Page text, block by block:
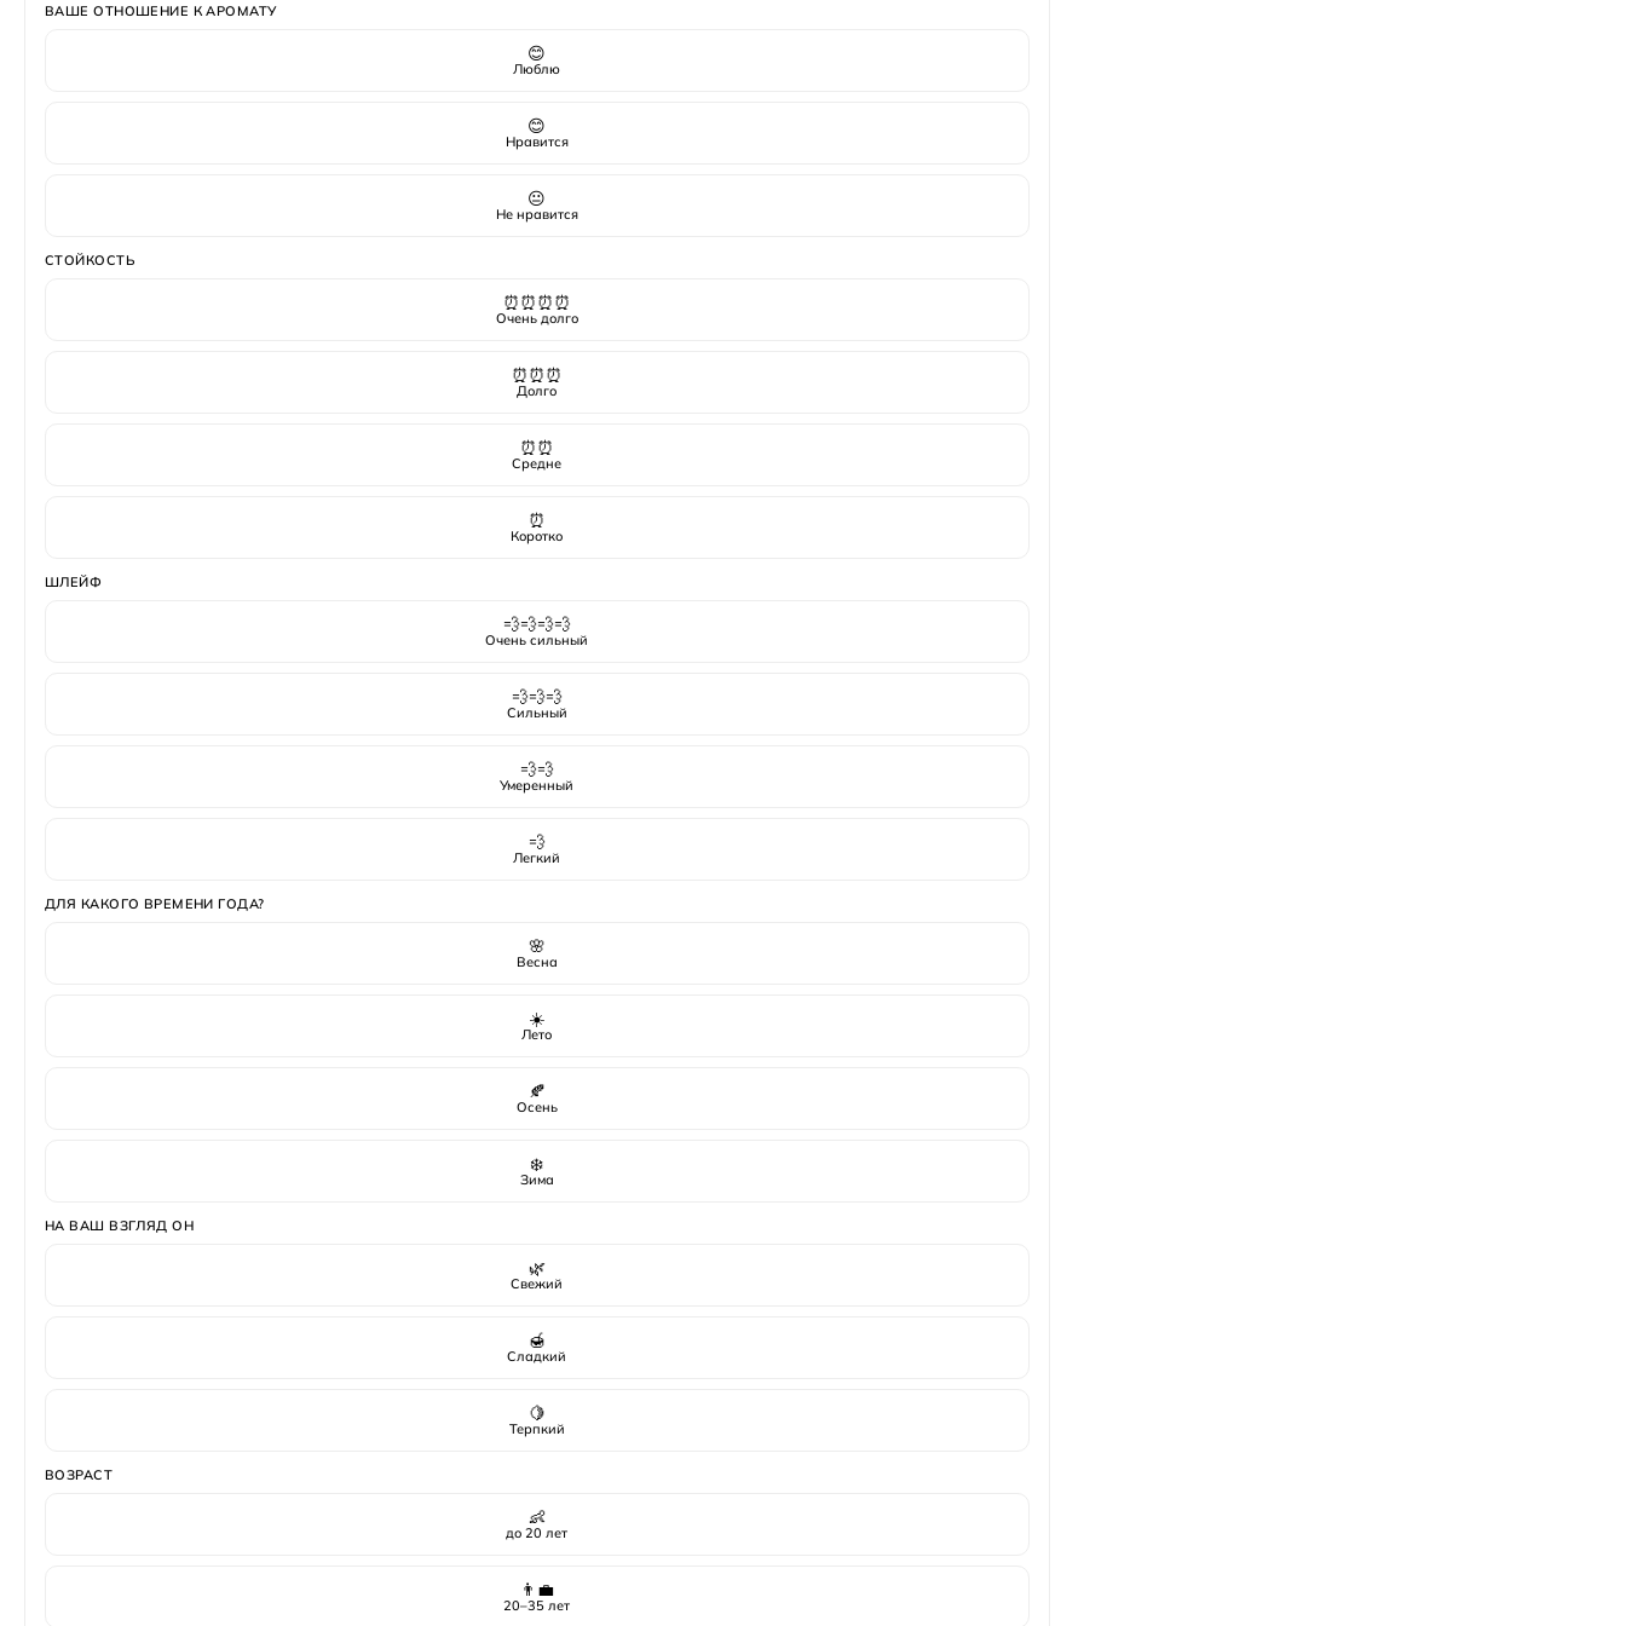
ВАШЕ ОТНОШЕНИЕ К АРОМАТУ
😊
Люблю
😊
Нравится
😐
Не нравится
СТОЙКОСТЬ
⏰⏰⏰⏰
Очень долго
⏰⏰⏰
Долго
⏰⏰
Средне
⏰
Коротко
ШЛЕЙФ
💨💨💨💨
Очень сильный
💨💨💨
Сильный
💨💨
Умеренный
💨
Легкий
ДЛЯ КАКОГО ВРЕМЕНИ ГОДА?
🌸
Весна
☀️
Лето
🍂
Осень
❄️
Зима
НА ВАШ ВЗГЛЯД ОН
🌿
Свежий
🍯
Сладкий
🍋
Терпкий
ВОЗРАСТ
👶
до 20 лет
👨‍💼
20–35 лет